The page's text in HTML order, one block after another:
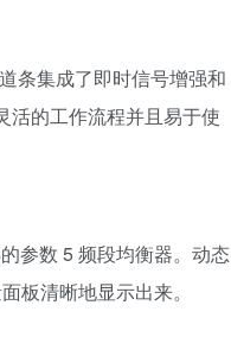
条集成了即时信号增强和
的工作流程并且易于使
参数 5 频段均衡器。动态
板清晰地显示出来。